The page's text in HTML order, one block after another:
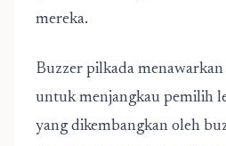
mereka.
Buzzer pilkada
untuk menjangkau pemilih
yang dikembangkan oleh